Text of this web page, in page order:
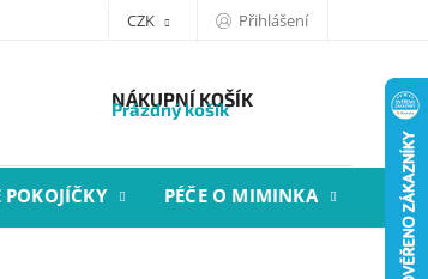
CZK Přihlášení
NÁKUPNÍ KOŠÍK
Prázdný košík
POKOJÍČKY PÉČE O MIMINKA